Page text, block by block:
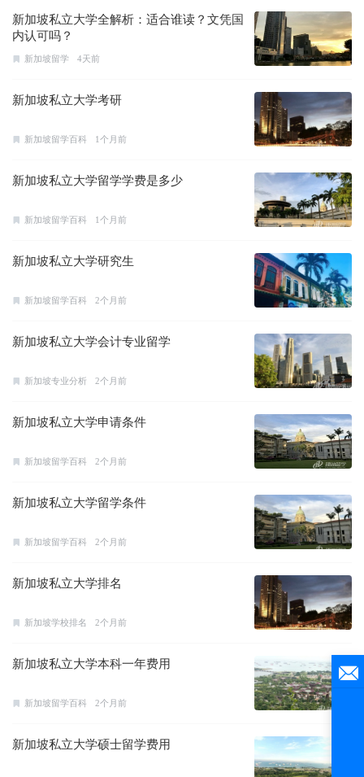
新加坡私立大学全解析：适合谁读？文凭国
内认可吗？
新加坡留学 4天前
新加坡私立大学考研
新加坡留学百科 1个月前
新加坡私立大学留学学费是多少
新加坡留学百科 1个月前
新加坡私立大学研究生
新加坡留学百科 2个月前
新加坡私立大学会计专业留学
新加坡专业分析 2个月前
新加坡私立大学申请条件
新加坡留学百科 2个月前
新加坡私立大学留学条件
新加坡留学百科 2个月前
新加坡私立大学排名
新加坡学校排名 2个月前
新加坡私立大学本科一年费用
新加坡留学百科 2个月前
新加坡私立大学硕士留学费用